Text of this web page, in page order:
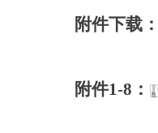
附件下载：
附件1-8：